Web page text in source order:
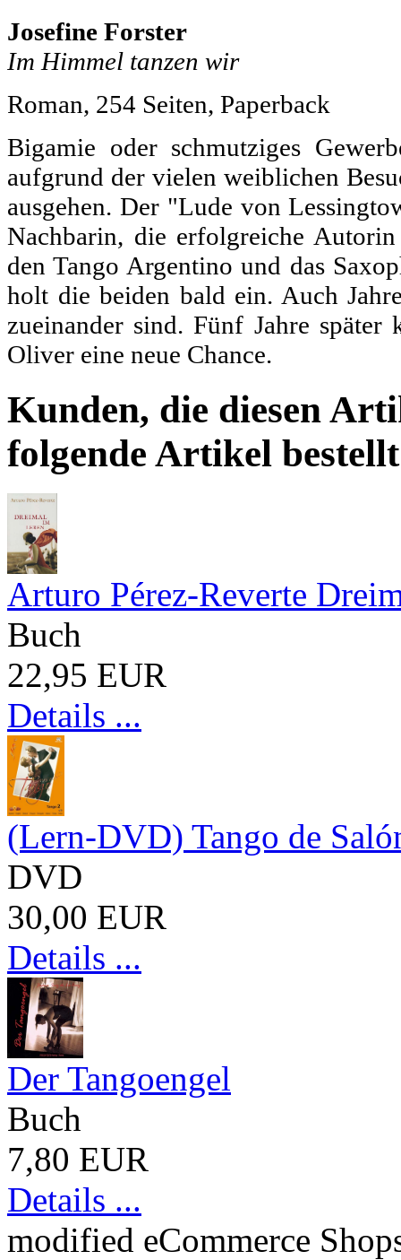
Josefine Forster
Im Himmel tanzen wir
Roman, 254 Seiten, Paperback
Bigamie oder schmutziges
aufgrund der vielen weiblichen
ausgehen. Der "Lude von
Nachbarin, die erfolgreiche
den Tango Argentino und das
holt die beiden bald ein. Auch
zueinander sind. Fünf Jahre
Oliver eine neue Chance.
Kunden, die diesen
folgende Artikel
Arturo Pérez-Reverte
Buch
22,95 EUR
Details ...
(Lern-DVD) Tango de
DVD
30,00 EUR
Details ...
Der Tangoengel
Buch
7,80 EUR
Details ...
modified eCommerce